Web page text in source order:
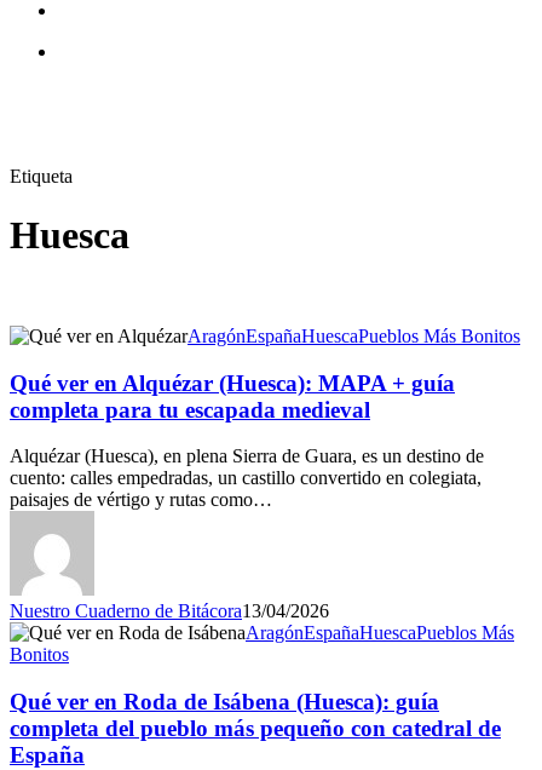
Etiqueta
Huesca
AragónEspañaHuescaPueblos Más Bonitos
Qué ver en Alquézar (Huesca): MAPA + guía
completa para tu escapada medieval
Alquézar (Huesca), en plena Sierra de Guara, es un destino de
cuento: calles empedradas, un castillo convertido en colegiata,
paisajes de vértigo y rutas como…
Nuestro Cuaderno de Bitácora13/04/2026
AragónEspañaHuescaPueblos Más
Bonitos
Qué ver en Roda de Isábena (Huesca): guía
completa del pueblo más pequeño con catedral de
España